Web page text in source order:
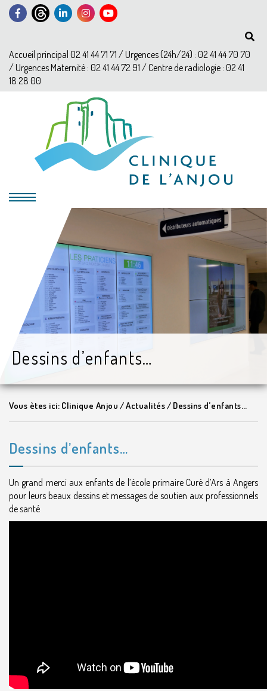
Accueil principal 02 41 44 71 71 / Urgences (24h/24) : 02 41 44 70 70
/ Urgences Maternité : 02 41 44 72 91 / Centre de radiologie : 02 41
18 28 00
Dessins d’enfants…
Vous ètes ici: Clinique Anjou /Actualités/ Dessins d’enfants…
Dessins d’enfants…
Un grand merci aux enfants de l’école primaire Curé d’Ars à Angers
pour leurs beaux dessins et messages de soutien aux professionnels
de santé